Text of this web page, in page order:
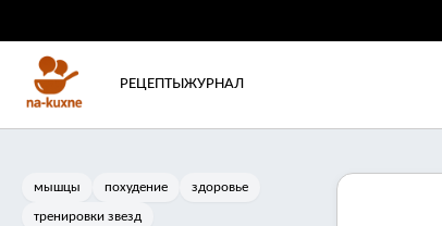
РЕЦЕПТЫЖУРНАЛ
мышцы похудение здоровье
тренировки звезд